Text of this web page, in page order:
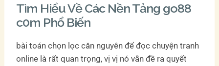
Tìm Hiểu Về Các Nền Tảng go88
c0m Phổ Biến
bài toán chọn lọc căn nguyên để đọc chuyện tranh
online là rất quan trọng, vị vị nó vẫn đề ra quyết